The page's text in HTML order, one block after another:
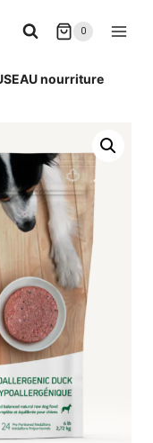
0
nourriture